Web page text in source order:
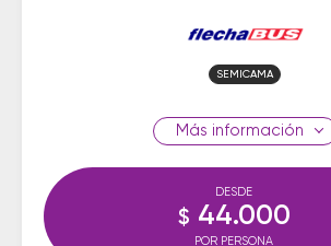
SEMICAMA
información
DESDE
$ 44.000
POR PERSONA